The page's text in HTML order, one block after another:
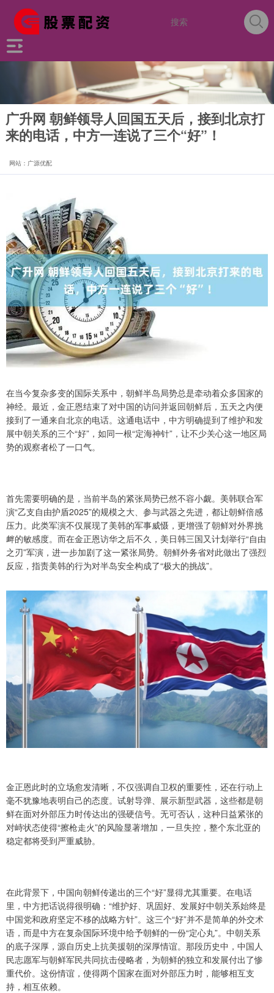
广升网 朝鲜领导人回国五天后，接到北京打
来的电话，中方一连说了三个“好”！
网站：广源优配
在当今复杂多变的国际关系中，朝鲜半岛局势总是牵动着众多国家的
神经。最近，金正恩结束了对中国的访问并返回朝鲜后，五天之内便
接到了一通来自北京的电话。这通电话中，中方明确提到了维护和发
展中朝关系的三个“好”，如同一根“定海神针”，让不少关心这一地区局
势的观察者松了一口气。
首先需要明确的是，当前半岛的紧张局势已然不容小觑。美韩联合军
演“乙支自由护盾2025”的规模之大、参与武器之先进，都让朝鲜倍感
压力。此类军演不仅展现了美韩的军事威慑，更增强了朝鲜对外界挑
衅的敏感度。而在金正恩访华之后不久，美日韩三国又计划举行“自由
之刃”军演，进一步加剧了这一紧张局势。朝鲜外务省对此做出了强烈
反应，指责美韩的行为对半岛安全构成了“极大的挑战”。
金正恩此时的立场愈发清晰，不仅强调自卫权的重要性，还在行动上
毫不犹豫地表明自己的态度。试射导弹、展示新型武器，这些都是朝
鲜在面对外部压力时传达出的强硬信号。无可否认，这种日益紧张的
对峙状态使得“擦枪走火”的风险显著增加，一旦失控，整个东北亚的
稳定都将受到严重威胁。
在此背景下，中国向朝鲜传递出的三个“好”显得尤其重要。在电话
里，中方把话说得很明确：“维护好、巩固好、发展好中朝关系始终是
中国党和政府坚定不移的战略方针”。这三个“好”并不是简单的外交术
语，而是中方在复杂国际环境中给予朝鲜的一份“定心丸”。中朝关系
的底子深厚，源自历史上抗美援朝的深厚情谊。那段历史中，中国人
民志愿军与朝鲜军民共同抗击侵略者，为朝鲜的独立和发展付出了惨
重代价。这份情谊，使得两个国家在面对外部压力时，能够相互支
持，相互依赖。